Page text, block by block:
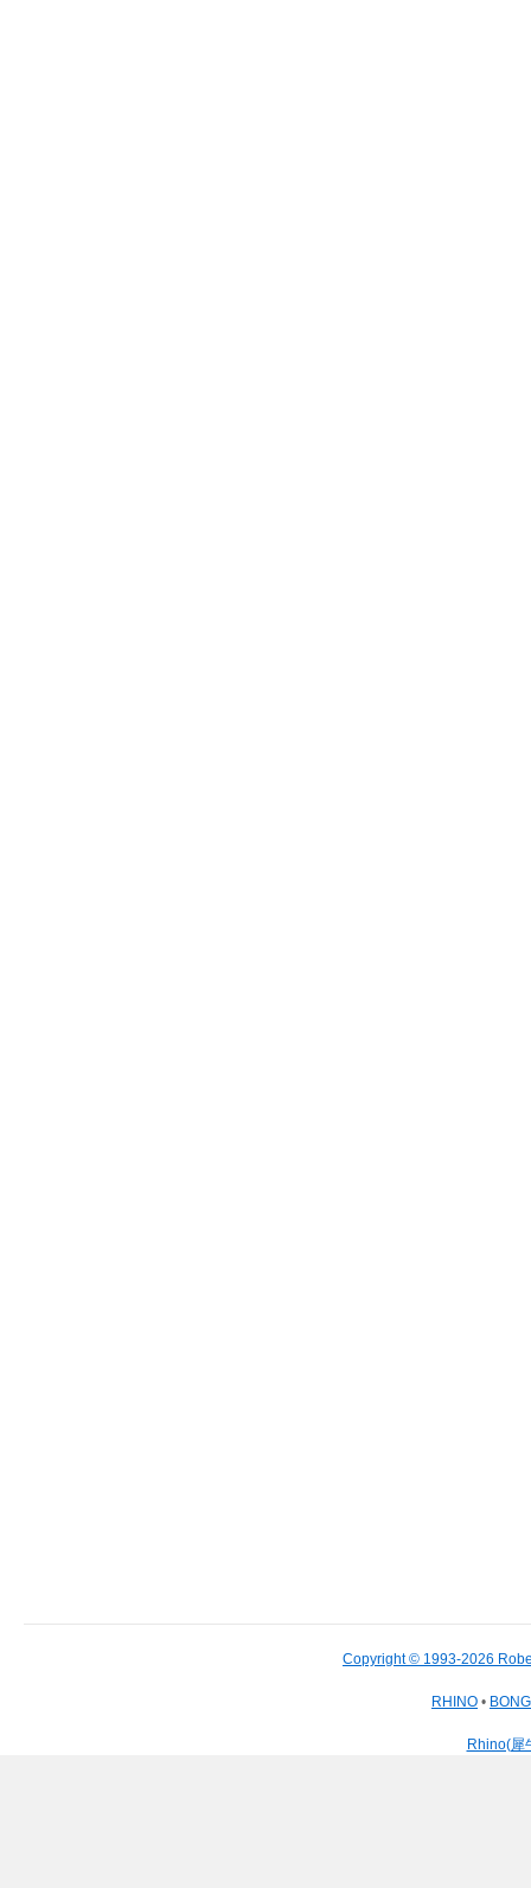
Copyright © 1993-2026
RHINO •
Rhino(犀